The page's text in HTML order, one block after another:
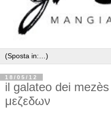
18/05/12
il galateo dei mezès
μεζεδων